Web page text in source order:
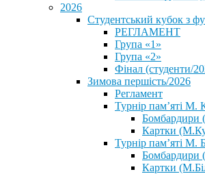
2026
Студентський кубок з
РЕГЛАМЕНТ
Група «1»
Група «2»
Фінал (студенти/
⁨Зимова першість/2026⁩
Регламент
Турнір пам’яті М.
Бомбардири
Картки
Турнір пам’яті М.
Бомбардири
Картки